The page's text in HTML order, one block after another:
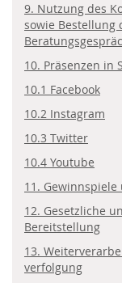
9. Nutzung des
sowie Bestellung
10. Präsenzen in
10.1 Facebook
10.2 Instagram
10.3 Twitter
10.4 Youtube
11.
12. Gesetzliche
Bereitstellung
13.
verfolgung